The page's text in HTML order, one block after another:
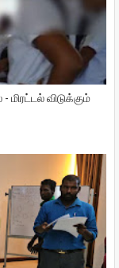
மிரட்டல் விடுக்கும்